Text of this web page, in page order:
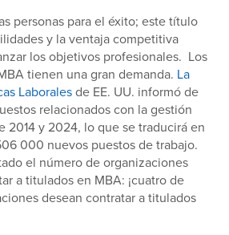
personas para el éxito; este título
y la ventaja competitiva
los objetivos profesionales. Los
tienen una gran demanda. La
Laboralesde EE. UU. informó de
relacionados con la gestión
2014 y 2024, lo que se traducirá en
000 nuevos puestos de trabajo.
el número de organizaciones
a titulados en MBA: ¡cuatro de
desean contratar a titulados